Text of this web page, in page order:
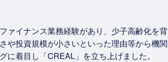
ァイナンス業務経験があり、少子高齢化を背
や投資規模が小さいといった理由等から機関
着目し「CREAL」を立ち上げました。